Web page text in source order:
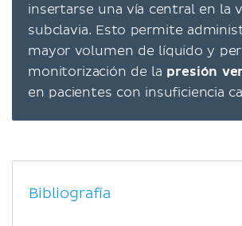
insertarse una vía central en la
subclavia. Esto permite
mayor volumen de líquido y
monitorización de la presión
en pacientes con insuficiencia
Bibliografía